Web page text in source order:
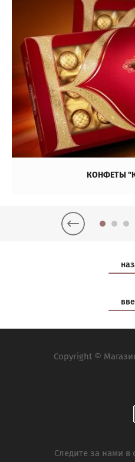
КОНФЕТЫ
Copyright ©
Следите за нами в